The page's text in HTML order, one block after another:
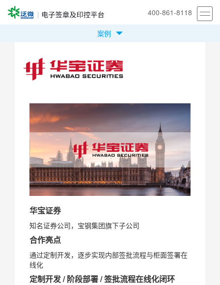
400-861-8118
首页
方案
安全合规
我们
立即体验
案例
华宝证券
知名证券公司，宝钢集团旗下子公司
合作亮点
通过定制开发，逐步实现内部签批流程与柜面签署在
线化
定制开发 / 阶段部署 / 签批流程在线化闭环